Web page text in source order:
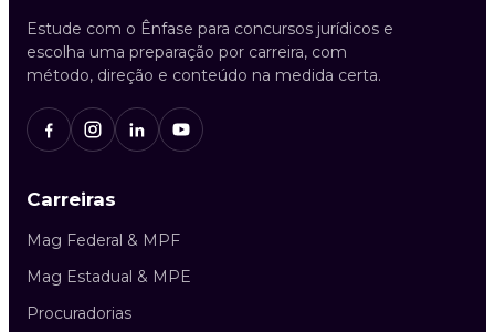
Estude com o Ênfase para concursos jurídicos e
escolha uma preparação por carreira, com
método, direção e conteúdo na medida certa.
Carreiras
Mag Federal & MPF
Mag Estadual & MPE
Procuradorias